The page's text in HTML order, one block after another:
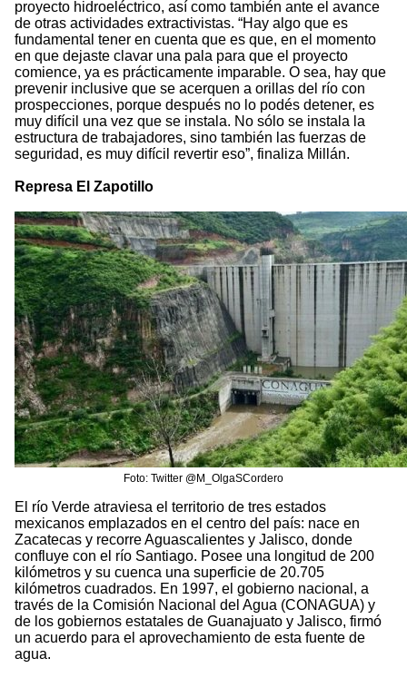
proyecto hidroeléctrico, así como también ante el avance
de otras actividades extractivistas. “Hay algo que es
fundamental tener en cuenta que es que, en el momento
en que dejaste clavar una pala para que el proyecto
comience, ya es prácticamente imparable. O sea, hay que
prevenir inclusive que se acerquen a orillas del río con
prospecciones, porque después no lo podés detener, es
muy difícil una vez que se instala. No sólo se instala la
estructura de trabajadores, sino también las fuerzas de
seguridad, es muy difícil revertir eso”, finaliza Millán.
Represa El Zapotillo
Foto: Twitter @M_OlgaSCordero
El río Verde atraviesa el territorio de tres estados
mexicanos emplazados en el centro del país: nace en
Zacatecas y recorre Aguascalientes y Jalisco, donde
confluye con el río Santiago. Posee una longitud de 200
kilómetros y su cuenca una superficie de 20.705
kilómetros cuadrados. En 1997, el gobierno nacional, a
través de la Comisión Nacional del Agua (CONAGUA) y
de los gobiernos estatales de Guanajuato y Jalisco, firmó
un acuerdo para el aprovechamiento de esta fuente de
agua.